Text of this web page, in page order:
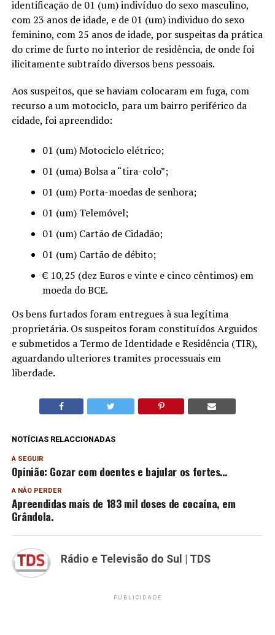
identificação de 01 (um) indivíduo do sexo masculino,
com 23 anos de idade, e de 01 (um) individuo do sexo
feminino, com 25 anos de idade, por suspeitas da prática
do crime de furto no interior de residência, de onde foi
ilicitamente subtraído diversos bens pessoais.
Aos suspeitos, que se haviam colocaram em fuga, com
recurso a um motociclo, para um bairro periférico da
cidade, foi apreendido:
01 (um) Motociclo elétrico;
01 (uma) Bolsa a “tira-colo”;
01 (um) Porta-moedas de senhora;
01 (um) Telemóvel;
01 (um) Cartão de Cidadão;
01 (um) Cartão de débito;
€ 10,25 (dez Euros e vinte e cinco cêntimos) em
moeda do BCE.
Os bens furtados foram entregues à sua legítima
proprietária. Os suspeitos foram constituídos Arguidos
e submetidos a Termo de Identidade e Residência (TIR),
aguardando ulteriores tramites processuais em
liberdade.
NOTÍCIAS RELACCIONADAS
A SEGUIR
Opinião: Gozar com doentes e bajular os fortes…
A NÃO PERDER
Apreendidas mais de 183 mil doses de cocaína, em
Grândola.
Rádio e Televisão do Sul | TDS
PUBLICIDADE